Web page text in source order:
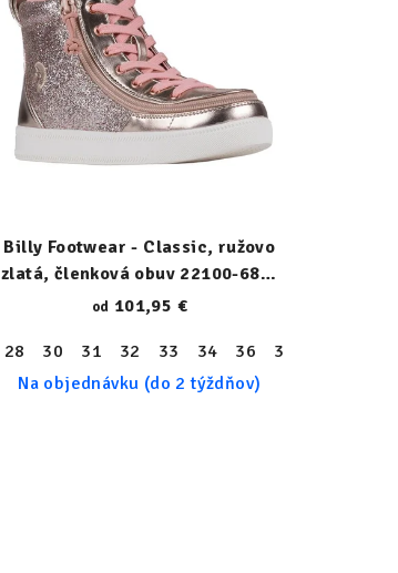
Billy Footwear - Classic, ružovo
zlatá, členková obuv 22100-680-
N
od 101,95 €
28 30 31 32 33 34 36 37
Na objednávku (do 2 týždňov)